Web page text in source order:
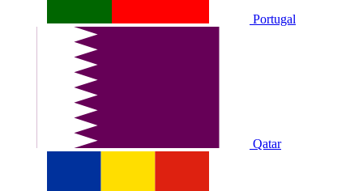
Portugal
Qatar